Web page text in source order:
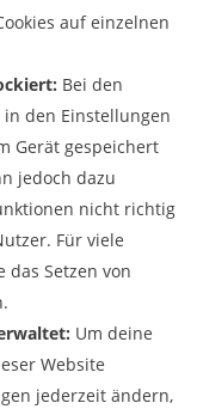
auf einzelnen
Bei den
den Einstellungen
Gerät gespeichert
jedoch dazu
nicht richtig
Für viele
das Setzen von
Um deine
Website
jederzeit ändern,